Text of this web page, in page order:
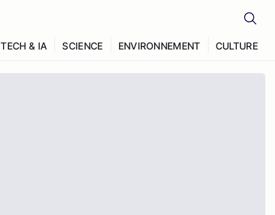
TECH & IA SCIENCE ENVIRONNEMENT CULTURE